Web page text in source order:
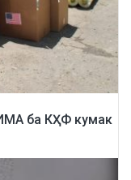
ба КҲФ кумак